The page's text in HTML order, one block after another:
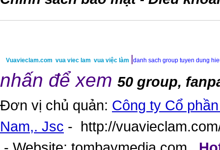
Vuavieclam.com vua viec lam vua việc làm |danh sach group tuyen dung
nhấn để xem 50 group,
Đơn vị chủ quản: Công ty Cổ
Nam,. Jsc - http://